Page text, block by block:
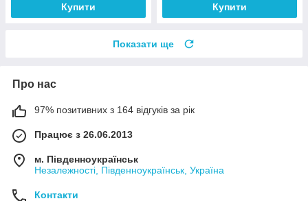
Купити Купити
Показати ще
Про нас
97% позитивних з 164 відгуків за рік
Працює з 26.06.2013
м. Південноукраїнськ
Незалежності, Південноукраїнськ, Україна
Контакти